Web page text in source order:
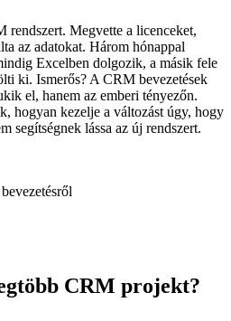
rendszert. Megvette a licenceket,
az adatokat. Három hónappal
Excelben dolgozik, a másik fele
ki. Ismerős? A CRM bevezetések
el, hanem az emberi tényezőn.
hogyan kezelje a változást úgy, hogy
segítségnek lássa az új rendszert.
CRM projekt?